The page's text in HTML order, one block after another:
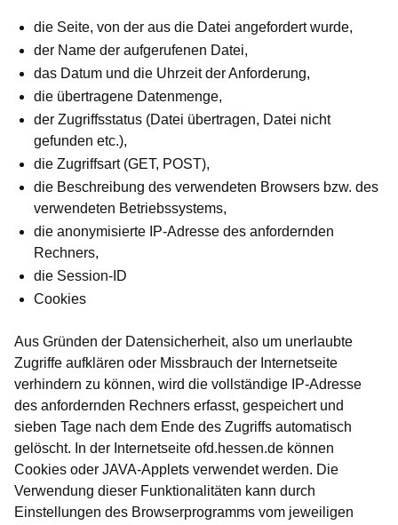
die Seite, von der aus die Datei angefordert wurde,
der Name der aufgerufenen Datei,
das Datum und die Uhrzeit der Anforderung,
die übertragene Datenmenge,
der Zugriffsstatus (Datei übertragen, Datei nicht
gefunden etc.),
die Zugriffsart (GET, POST),
die Beschreibung des verwendeten Browsers bzw. des
verwendeten Betriebssystems,
die anonymisierte IP-Adresse des anfordernden
Rechners,
die Session-ID
Cookies
Aus Gründen der Datensicherheit, also um unerlaubte
Zugriffe aufklären oder Missbrauch der Internetseite
verhindern zu können, wird die vollständige IP-Adresse
des anfordernden Rechners erfasst, gespeichert und
sieben Tage nach dem Ende des Zugriffs automatisch
gelöscht. In der Internetseite ofd.hessen.de können
Cookies oder JAVA-Applets verwendet werden. Die
Verwendung dieser Funktionalitäten kann durch
Einstellungen des Browserprogramms vom jeweiligen